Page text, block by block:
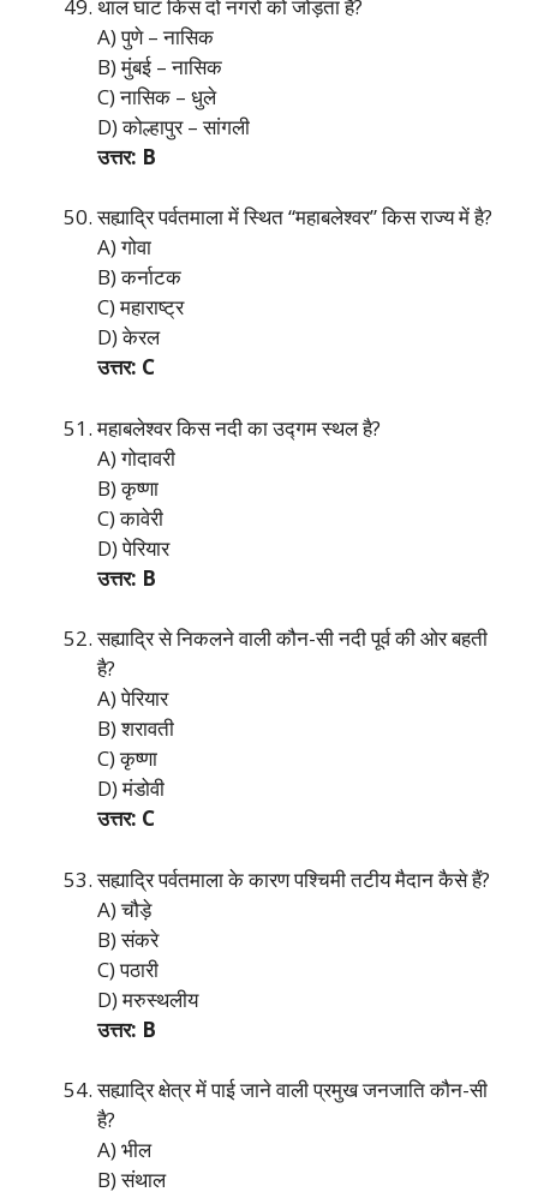
थाल घाट किस दो नगरों को जोड़ता है?
A) पुणे – नासिक
B) मुंबई – नासिक
C) नासिक – धुले
D) कोल्हापुर – सांगली
उत्तर: B
सह्याद्रि पर्वतमाला में स्थित “महाबलेश्वर” किस राज्य में है?
A) गोवा
B) कर्नाटक
C) महाराष्ट्र
D) केरल
उत्तर: C
महाबलेश्वर किस नदी का उद्गम स्थल है?
A) गोदावरी
B) कृष्णा
C) कावेरी
D) पेरियार
उत्तर: B
सह्याद्रि से निकलने वाली कौन-सी नदी पूर्व की ओर बहती
है?
A) पेरियार
B) शरावती
C) कृष्णा
D) मंडोवी
उत्तर: C
सह्याद्रि पर्वतमाला के कारण पश्चिमी तटीय मैदान कैसे हैं?
A) चौड़े
B) संकरे
C) पठारी
D) मरुस्थलीय
उत्तर: B
सह्याद्रि क्षेत्र में पाई जाने वाली प्रमुख जनजाति कौन-सी
है?
A) भील
B) संथाल